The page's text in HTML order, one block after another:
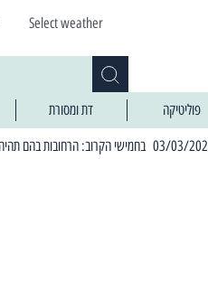
Select weather
פוליטיקה דת ומסורת